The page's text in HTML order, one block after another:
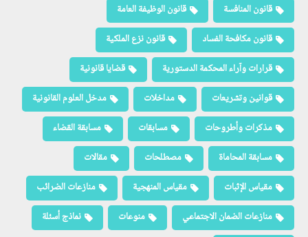
قانون المنافسة
قانون الوظيفة العامة
قانون مكافحة الفساد
قانون نزع الملكية
قرارات وآراء المحكمة الدستورية
قضايا قانونية
قوانين وتشريعات
مداخلات
مدخل العلوم القانونية
مذكرات وأطروحات
مسابقات
مسابقة القضاء
مسابقة المحاماة
مصطلحات
مقالات
مقياس الإثبات
مقياس المنهجية
منازعات الضرائب
منازعات الضمان الاجتماعي
منوعات
نماذج أسئلة